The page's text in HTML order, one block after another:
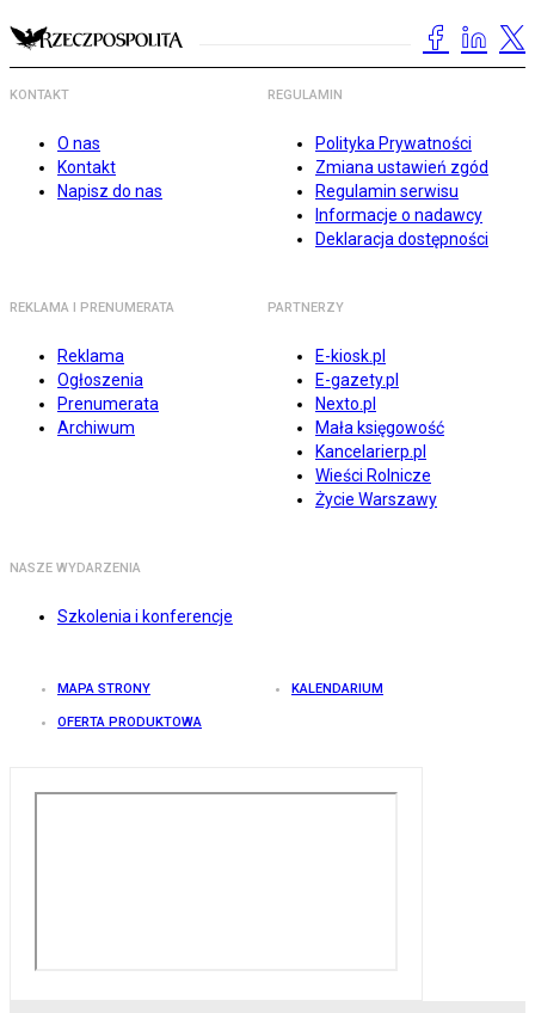
KONTAKT
O nas
Kontakt
Napisz do nas
REGULAMIN
Polityka Prywatności
Zmiana ustawień zgód
Regulamin serwisu
Informacje o nadawcy
Deklaracja dostępności
REKLAMA I PRENUMERATA
Reklama
Ogłoszenia
Prenumerata
Archiwum
PARTNERZY
E-kiosk.pl
E-gazety.pl
Nexto.pl
Mała księgowość
Kancelarierp.pl
Wieści Rolnicze
Życie Warszawy
NASZE WYDARZENIA
Szkolenia i konferencje
MAPA STRONY KALENDARIUM
OFERTA PRODUKTOWA